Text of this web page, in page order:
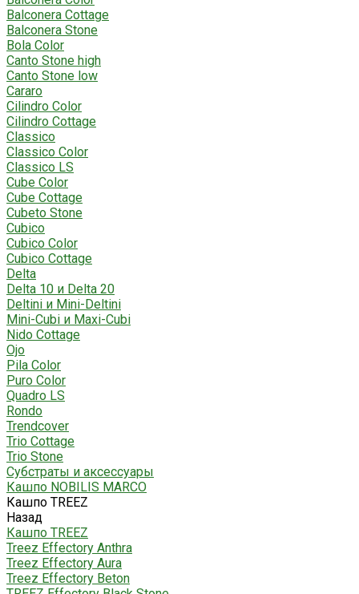
Balconera Cottage
Balconera Stone
Bola Color
Canto Stone high
Canto Stone low
Cararo
Cilindro Color
Cilindro Cottage
Classico
Classico Color
Classico LS
Cube Color
Cube Cottage
Cubeto Stone
Cubico
Cubico Color
Cubico Cottage
Delta
Delta 10 и Delta 20
Deltini и Mini-Deltini
Mini-Cubi и Maxi-Cubi
Nido Cottage
Ojo
Pila Color
Puro Color
Quadro LS
Rondo
Trendcover
Trio Cottage
Trio Stone
Субстраты и аксессуары
Кашпо NOBILIS MARCO
Кашпо TREEZ
Назад
Кашпо TREEZ
Treez Effectory Anthra
Treez Effectory Aura
Treez Effectory Beton